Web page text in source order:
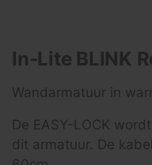
In-Lite BLINK
Wandarmatuur in
De EASY-LOCK
dit armatuur. De